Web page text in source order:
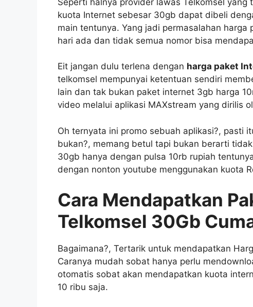
kuota Internet sebesar 30gb dapat dibeli
main tentunya. Yang jadi permasalahan
hari ada dan tidak semua nomor bisa
Eit jangan dulu terlena dengan harga paket
telkomsel mempunyai ketentuan sendiri
lain dan tak bukan paket internet 3gb harga
video melalui aplikasi MAXstream yang dirilis
Oh ternyata ini promo sebuah aplikasi?, pasti
bukan?, memang betul tapi bukan berarti
30gb hanya dengan pulsa 10rb rupiah
dengan nonton youtube menggunakan kuota
Cara Mendapatkan
Telkomsel 30Gb
Bagaimana?, Tertarik untuk mendapatkan
Caranya mudah sobat hanya perlu
otomatis sobat akan mendapatkan kuota
10 ribu saja.